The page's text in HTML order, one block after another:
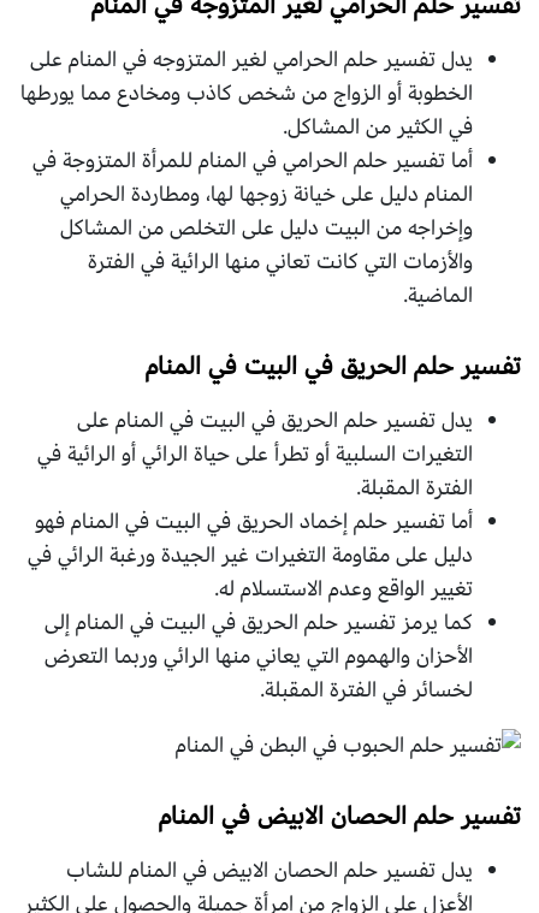
يدل تفسير حلم الحرامي لغير المتزوجه في المنام على
الخطوبة أو الزواج من شخص كاذب ومخادع مما يورطها
في الكثير من المشاكل.
أما تفسير حلم الحرامي في المنام للمرأة المتزوجة في
المنام دليل على خيانة زوجها لها، ومطاردة الحرامي
وإخراجه من البيت دليل على التخلص من المشاكل
والأزمات التي كانت تعاني منها الرائية في الفترة
الماضية.
تفسير حلم الحريق في البيت في المنام
يدل تفسير حلم الحريق في البيت في المنام على
التغيرات السلبية أو تطرأ على حياة الرائي أو الرائية في
الفترة المقبلة.
أما تفسير حلم إخماد الحريق في البيت في المنام فهو
دليل على مقاومة التغيرات غير الجيدة ورغبة الرائي في
تغيير الواقع وعدم الاستسلام له.
كما يرمز تفسير حلم الحريق في البيت في المنام إلى
الأحزان والهموم التي يعاني منها الرائي وربما التعرض
لخسائر في الفترة المقبلة.
تفسير حلم الحصان الابيض في المنام
يدل تفسير حلم الحصان الابيض في المنام للشاب
الأعزل على الزواج من امرأة جميلة والحصول على الكثير